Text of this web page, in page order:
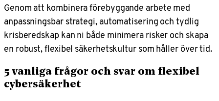
Genom att kombinera förebyggande arbete med
anpassningsbar strategi, automatisering och tydlig
krisberedskap kan ni både minimera risker och skapa
en robust, flexibel säkerhetskultur som håller över tid.
5 vanliga frågor och svar om flexibel
cybersäkerhet